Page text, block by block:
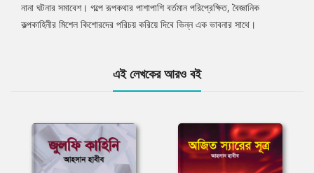
Article
নানা ঘটনার সমাবেশ। গল্পে রূপকথার পাশাপাশি বর্তমান পরিপ্রেক্ষিত, বৈজ্ঞানিক
কল্পকাহিনীর মিশেল কিশোরদের পরিচয় করিয়ে দিবে ভিন্ন এক ভাবনার সাথে।
এই লেখকের আরও বই